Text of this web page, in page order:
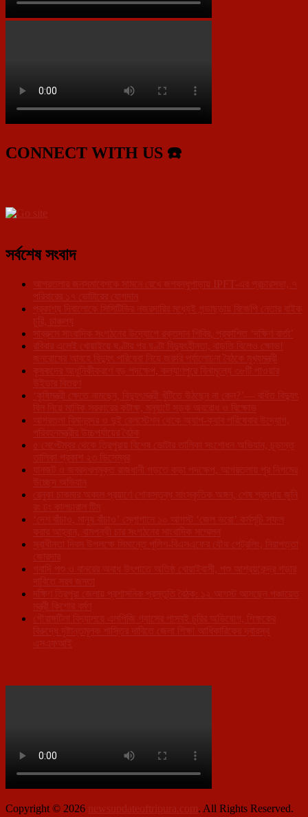
CONNECT WITH US ☎️
সর্বশেষ সংবাদ
আগরতলার জনসমাবেশকে সামনে রেখে জগবন্ধুপাড়ায় IPFT-এর প্রচারসভা, ৭
পরিবারের ১৭ ভোটারের যোগদান
প্রকাশ্য দিবালোকে সিসিটিভির নজরদারির মধ্যেই গন্ডাছড়ায় বিজেপি নেতার বাইক
চুরি, চাঞ্চল্য
সাব্রুমে সাংবাদিক সংগঠনের উদ্যোগে রক্তদান শিবির, প্রকাশিত ‘দক্ষিণ বার্তা’
রবিবার এলেই খোয়াইয়ে ঘণ্টার পর ঘণ্টা বিদ্যুৎহীনতা, বাড়তি বিলেও ক্ষোভ!
জনরোষের আবহে বিদ্যুৎ পরিষেবা নিয়ে জরুরি পর্যালোচনা বৈঠকে মুখ্যমন্ত্রী
কৃষকদের আধুনিকীকরণে বড় পদক্ষেপ, কল্যাণপুরে বিনামূল্যে ৩৮টি পাওয়ার
উইডার বিতরণ
‘কৃষিমন্ত্রী ক্ষেতে নামছেন, বিদ্যুৎমন্ত্রী খুঁটিতে উঠছেন না কেন?’— বর্ধিত বিদ্যুৎ
বিল নিয়ে মানিক সরকারের কটাক্ষ, মনুঘাটে সড়ক অবরোধ ও বিক্ষোভ
আগরতলা বিমানবন্দর ও দুই রেলস্টেশন থেকে অ্যাপ-ক্যাব পরিষেবার উদ্যোগ,
পরিবহনমন্ত্রীর উচ্চপর্যায়ের বৈঠক
৫ সেপ্টেম্বর থেকে ত্রিপুরায় বিশেষ ভোটার তালিকা সংশোধন অভিযান, চূড়ান্ত
তালিকা প্রকাশ ২৩ ডিসেম্বর
যানজট ও জবরদখলমুক্ত রাজধানী গড়তে কড়া পদক্ষেপ, আগরতলায় পুর নিগমের
উচ্ছেদ অভিযান
রেনুকা চাকমার অকাল প্রয়াণে শোকস্তব্ধ সাংস্কৃতিক অঙ্গন, শেষ শ্রদ্ধায় জুনি
রং ঢং কালচারাল টিম
‘দেশ বাঁচাও, মানুষ বাঁচাও’ স্লোগানে ১০ আগস্ট ‘জেল ভরো’ কর্মসূচি সফল
করার আহ্বান, বামপন্থী চার সংগঠনের সাংবাদিক সম্মেলন
স্বাধীনতা দিবস উপলক্ষে সিমান্তে পুলিশ-বিএসএফের যৌথ পেট্রলিং, নিরাপত্তা
জোরদার
গবাদি পশু ও বানরের অবাধ উৎপাতে অতিষ্ঠ খোয়াইবাসী, পশু আশ্রয়কেন্দ্র গড়ার
দাবিতে সরব জনতা
দক্ষিণ ত্রিপুরা জেলায় প্রশাসনিক প্রস্তুতি বৈঠক: ১২ আগস্ট আসছেন পঞ্চায়েত
মন্ত্রী কিশোর বর্মণ
গৌরাঙ্গটিলা বিদ্যালয়ে এলপিজি গ্যাসের পাসবই চুরির অভিযোগ, শিক্ষকের
বিরুদ্ধে দৃষ্টান্তমূলক শাস্তির দাবিতে জেলা শিক্ষা আধিকারিকের দ্বারস্থ
এসএফআই
Copyright © 2026 newsupdateoftripura.com. All Rights Reserved.